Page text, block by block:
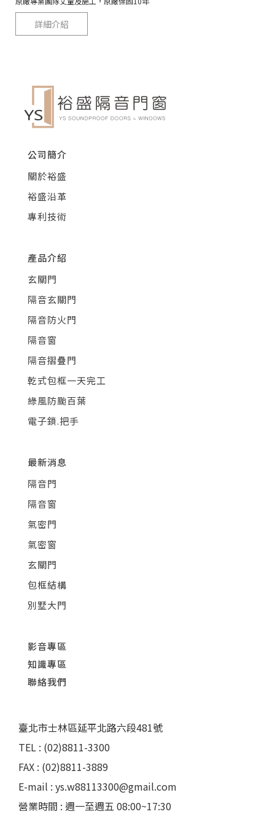
詳細介紹
公司簡介
關於裕盛
裕盛沿革
專利技術
產品介紹
玄關門
隔音玄關門
隔音防火門
隔音窗
隔音摺疊門
乾式包框一天完工
綠風防颱百葉
電子鎖.把手
最新消息
隔音門
隔音窗
氣密門
氣密窗
玄關門
包框結構
別墅大門
影音專區
知識專區
聯絡我們
臺北市士林區延平北路六段481號
TEL : (02)8811-3300
FAX : (02)8811-3889
E-mail : ys.w88113300@gmail.com
營業時間 : 週一至週五 08:00~17:30